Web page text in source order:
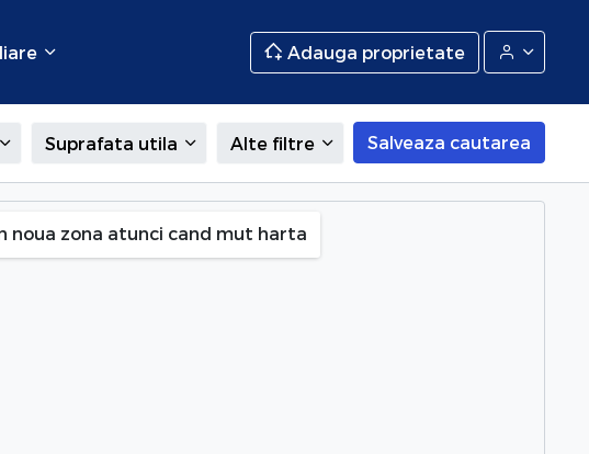
Adauga proprietate
Suprafata utila Alte filtre Salveaza cautarea
noua zona atunci cand mut harta